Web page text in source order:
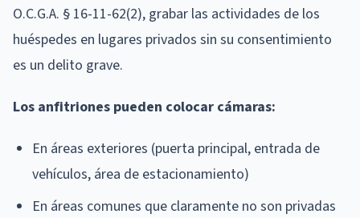
O.C.G.A. § 16-11-62(2), grabar las actividades de los
huéspedes en lugares privados sin su consentimiento
es un delito grave.
Los anfitriones pueden colocar cámaras:
En áreas exteriores (puerta principal, entrada de
vehículos, área de estacionamiento)
En áreas comunes que claramente no son privadas